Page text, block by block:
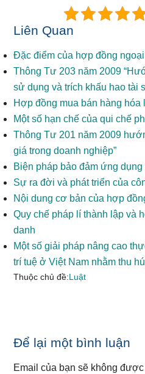
Liên Quan
Đặc điểm của hợp đồng
Thông Tư 203 năm 2009
sử dụng và trích khấu hao tài
Hợp đồng mua bán hàng hóa
Một số hạn chế của qui chế
Thông Tư 201 năm 2009
giá trong doanh nghiệp”
Biện pháp bảo đảm ứng
Sự ra đời và phát triển của
Nội dung cơ bản của hợp
Quy chế pháp lí thành lập và
danh
Một số giải pháp nâng cao
trí tuệ ở Việt Nam nhằm thu
Thuộc chủ đề:Luật
Reader
Interactions
Để lại một bình luận
Email của bạn sẽ không